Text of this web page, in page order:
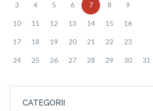
3 4 5 6 7 8 9
10 11 12 13 14 15 16
17 18 19 20 21 22 23
24 25 26 27 28 29 30 31
CATEGORII